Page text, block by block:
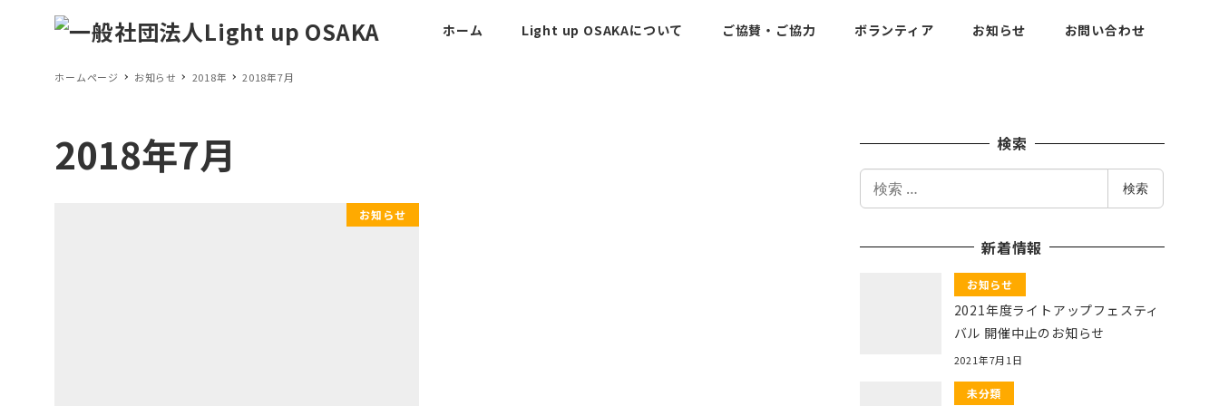
ホーム Light up OSAKAについて ご協賛・ご協力 ボランティア お知らせ お問い合わせ
ホームページ お知らせ 2018年 2018年7月
2018年7月
お知らせ
検索
索
検索
新着情報
お知らせ
2021年度ライトアップフェスティ
バル 開催中止のお知らせ
2021年7月1日
未分類